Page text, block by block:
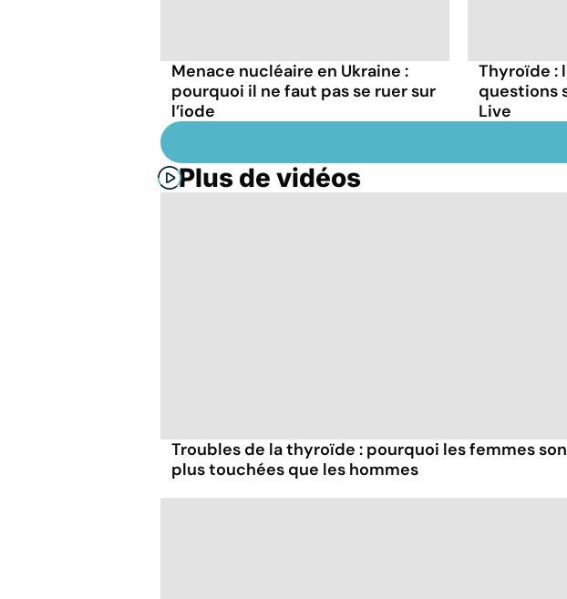
Menace nucléaire en Ukraine :
pourquoi il ne faut pas se ruer sur
l’iode
Thyroïde :
questions
Live
Plus de vidéos
Troubles de la thyroïde : pourquoi les femmes
plus touchées que les hommes